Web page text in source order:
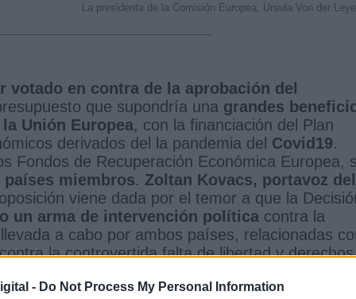
- Do Not Process My Personal Information
La presidenta de la Comisión Europea, Ursula Von der
votado en contra de la aprobación del
que supondría una grandes
Unión Europea, con la financiación del Plan
derivados del la pandemia del Covid19.
Fondos de Recuperación Económica Europea,
miembros. Zoltan Kovacs, portavoz del
viene dada por el temor a que la
un arma de intervención política contra la
a cabo por ambos países, relacionadas
la controvertida falta de libertad y derechos
dio a conocer el
carta a las instituciones de la UE